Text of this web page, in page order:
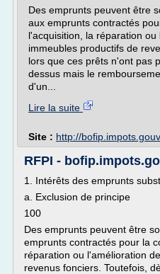
Des emprunts peuvent être
aux emprunts contractés
l'acquisition, la réparation
immeubles productifs de
lors que ces prêts n'ont pas
dessus mais le
d'un...
Lire la suite
Site : http://
RFPI -
1. Intérêts des emprunts
a. Exclusion de principe
100
Des emprunts peuvent être
emprunts contractés pour la
réparation ou l'amélioration
revenus fonciers. Toutefois,